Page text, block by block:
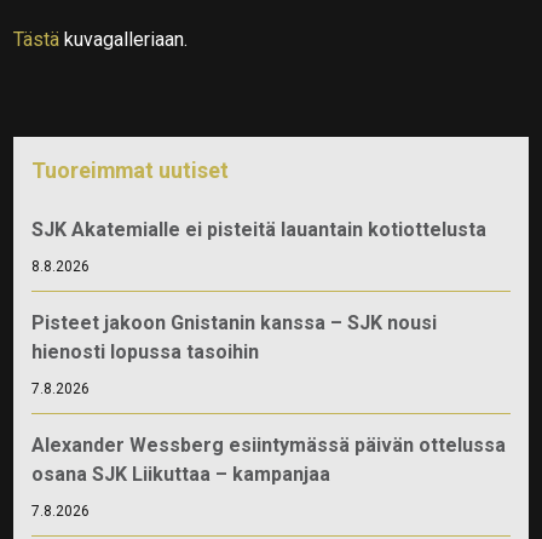
Tästä kuvagalleriaan.
Tuoreimmat uutiset
SJK Akatemialle ei pisteitä lauantain kotiottelusta
8.8.2026
Pisteet jakoon Gnistanin kanssa – SJK nousi
hienosti lopussa tasoihin
7.8.2026
Alexander Wessberg esiintymässä päivän ottelussa
osana SJK Liikuttaa – kampanjaa
7.8.2026